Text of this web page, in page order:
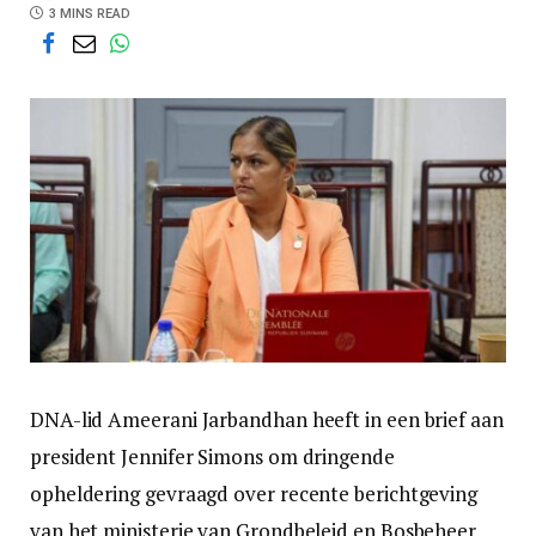
3 MINS READ
DNA-lid Ameerani Jarbandhan heeft in een brief aan
president Jennifer Simons om dringende
opheldering gevraagd over recente berichtgeving